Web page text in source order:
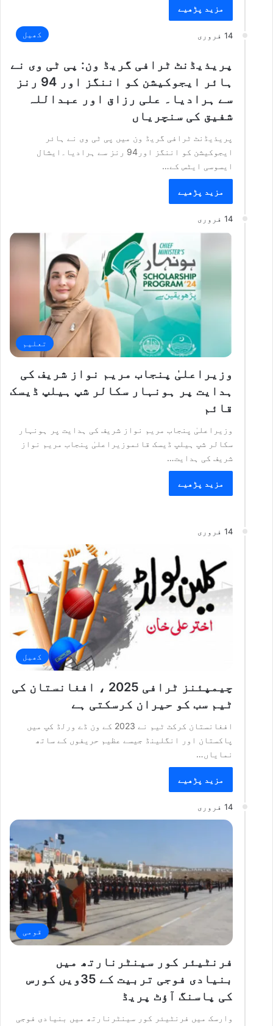
مزید پڑھیے
14 فروری کھیل
پریذیڈنٹ ٹرافی گریڈ ون: پی ٹی وی نے
ہائر ایجوکیشن کو اننگز اور 94 رنز
سے ہرادیا۔ علی رزاق اور عبداللہ
شفیق کی سنچریاں
پریذیڈنٹ ٹرافی گریڈ ون میں پی ٹی وی نے ہائر
ایجوکیشن کو اننگز اور94 رنز سے ہرادیا۔ایشال
ایسوسی ایٹس کے…
مزید پڑھیے
14 فروری
تعلیم
وزیراعلیٰ پنجاب مریم نواز شریف کی
ہدایت پر ہونہار سکالر شپ ہیلپ ڈیسک
قائم
وزیراعلیٰ پنجاب مریم نواز شریف کی ہدایت پر ہونہار
سکالر شپ ہیلپ ڈیسک قائموزیراعلیٰ پنجاب مریم نواز
شریف کی ہدایت…
مزید پڑھیے
14 فروری
کھیل
چیمپئنز ٹرافی 2025 ، افغانستان کی
ٹیم سب کو حیران کرسکتی ہے
افغانستان کرکٹ ٹیم نے 2023 کے ون ڈے ورلڈ کپ میں
پاکستان اور انگلینڈ جیسے عظیم حریفوں کے ساتھ
نمایاں…
مزید پڑھیے
14 فروری
قومی
فرنٹیئر کور سینٹرنارتھ میں
بنیادی فوجی تربیت کے 35ویں کورس
کی پاسنگ آؤٹ پریڈ
وارسک میں فرنٹیئر کور سینٹرنارتھ میں بنیادی فوجی